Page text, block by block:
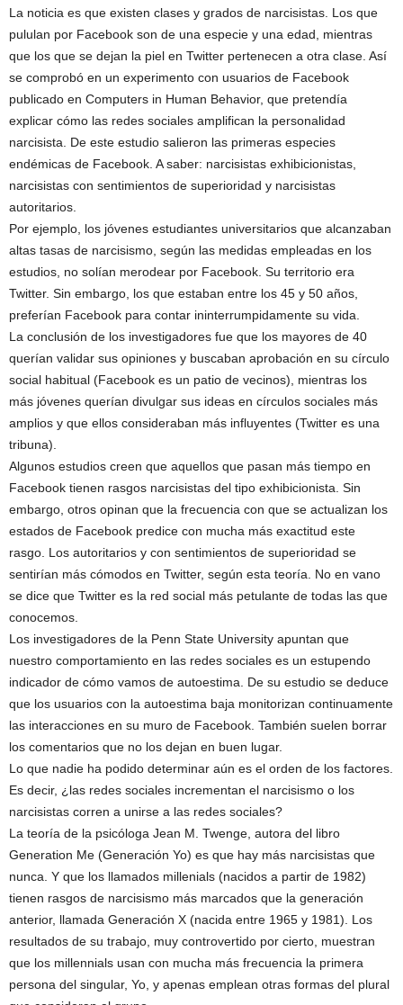
La noticia es que existen clases y grados de narcisistas. Los que
pululan por Facebook son de una especie y una edad, mientras
que los que se dejan la piel en Twitter pertenecen a otra clase. Así
se comprobó en un experimento con usuarios de Facebook
publicado en Computers in Human Behavior, que pretendía
explicar cómo las redes sociales amplifican la personalidad
narcisista. De este estudio salieron las primeras especies
endémicas de Facebook. A saber: narcisistas exhibicionistas,
narcisistas con sentimientos de superioridad y narcisistas
autoritarios.
Por ejemplo, los jóvenes estudiantes universitarios que alcanzaban
altas tasas de narcisismo, según las medidas empleadas en los
estudios, no solían merodear por Facebook. Su territorio era
Twitter. Sin embargo, los que estaban entre los 45 y 50 años,
preferían Facebook para contar ininterrumpidamente su vida.
La conclusión de los investigadores fue que los mayores de 40
querían validar sus opiniones y buscaban aprobación en su círculo
social habitual (Facebook es un patio de vecinos), mientras los
más jóvenes querían divulgar sus ideas en círculos sociales más
amplios y que ellos consideraban más influyentes (Twitter es una
tribuna).
Algunos estudios creen que aquellos que pasan más tiempo en
Facebook tienen rasgos narcisistas del tipo exhibicionista. Sin
embargo, otros opinan que la frecuencia con que se actualizan los
estados de Facebook predice con mucha más exactitud este
rasgo. Los autoritarios y con sentimientos de superioridad se
sentirían más cómodos en Twitter, según esta teoría. No en vano
se dice que Twitter es la red social más petulante de todas las que
conocemos.
Los investigadores de la Penn State University apuntan que
nuestro comportamiento en las redes sociales es un estupendo
indicador de cómo vamos de autoestima. De su estudio se deduce
que los usuarios con la autoestima baja monitorizan continuamente
las interacciones en su muro de Facebook. También suelen borrar
los comentarios que no los dejan en buen lugar.
Lo que nadie ha podido determinar aún es el orden de los factores.
Es decir, ¿las redes sociales incrementan el narcisismo o los
narcisistas corren a unirse a las redes sociales?
La teoría de la psicóloga Jean M. Twenge, autora del libro
Generation Me (Generación Yo) es que hay más narcisistas que
nunca. Y que los llamados millenials (nacidos a partir de 1982)
tienen rasgos de narcisismo más marcados que la generación
anterior, llamada Generación X (nacida entre 1965 y 1981). Los
resultados de su trabajo, muy controvertido por cierto, muestran
que los millennials usan con mucha más frecuencia la primera
persona del singular, Yo, y apenas emplean otras formas del plural